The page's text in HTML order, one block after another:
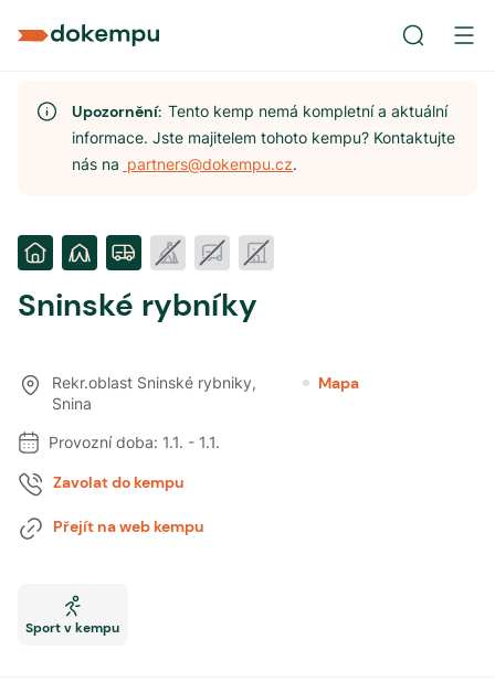
Upozornění:Tento kemp nemá kompletní a aktuální
informace. Jste majitelem tohoto kempu? Kontaktujte
nás na partners@dokempu.cz.
Sninské rybníky
Rekr.oblast Sninské rybniky,
Snina
Mapa
Provozní doba: 1.1. - 1.1.
Zavolat do kempu
Přejít na web kempu
Sport v kempu